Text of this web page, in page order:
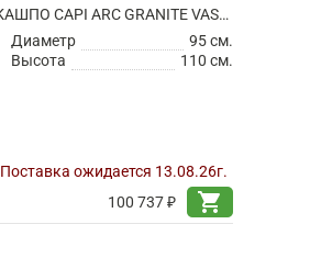
КАШПО CAPI ARC GRANITE VASE ELEGANT WARM TAUPE
Диаметр
95 см.
Высота
110 см.
Поставка ожидается 13.08.26г.
100 737 ₽
shopping_cart